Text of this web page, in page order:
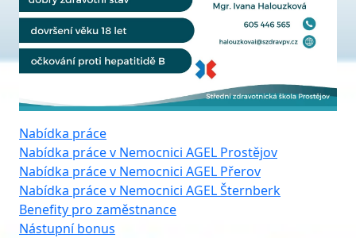
Nabídka práce
Nabídka práce v Nemocnici AGEL Prostějov
Nabídka práce v Nemocnici AGEL Přerov
Nabídka práce v Nemocnici AGEL Šternberk
Benefity pro zaměstnance
Nástupní bonus